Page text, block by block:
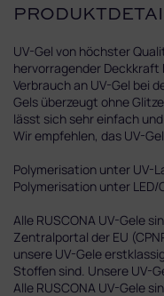
UV-Gel von höchster
hervorragender
Verbrauch an UV-Gel bei
Gels überzeugt ohne
lässt sich sehr einfach
Wir empfehlen, das UV-
Polymerisation unter UV-
Polymerisation unter LED/
Alle RUSCONA UV-Gele
Zentralportal der EU
unsere UV-Gele
Stoffen sind. Unsere UV-
Alle RUSCONA UV-Gele